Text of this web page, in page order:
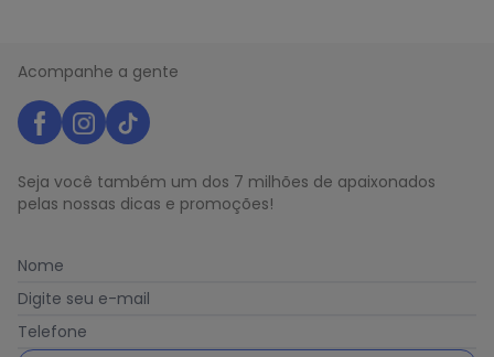
Acompanhe a gente
Seja você também um dos 7 milhões de apaixonados
pelas nossas dicas e promoções!
Nome
Digite seu e-mail
Telefone